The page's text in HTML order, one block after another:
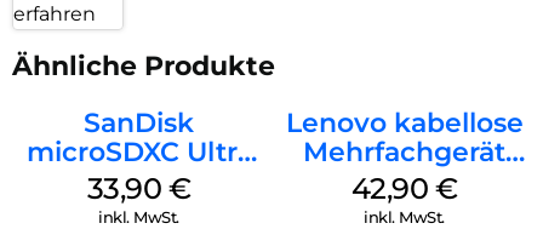
erfahren
Ähnliche Produkte
SanDisk
microSDXC Ultra
128 GB + Adapter
Mobile
33,90 €
inkl. MwSt.
Lenovo kabellose
Mehrfachgerät
Luna Grey
42,90 €
inkl. MwSt.